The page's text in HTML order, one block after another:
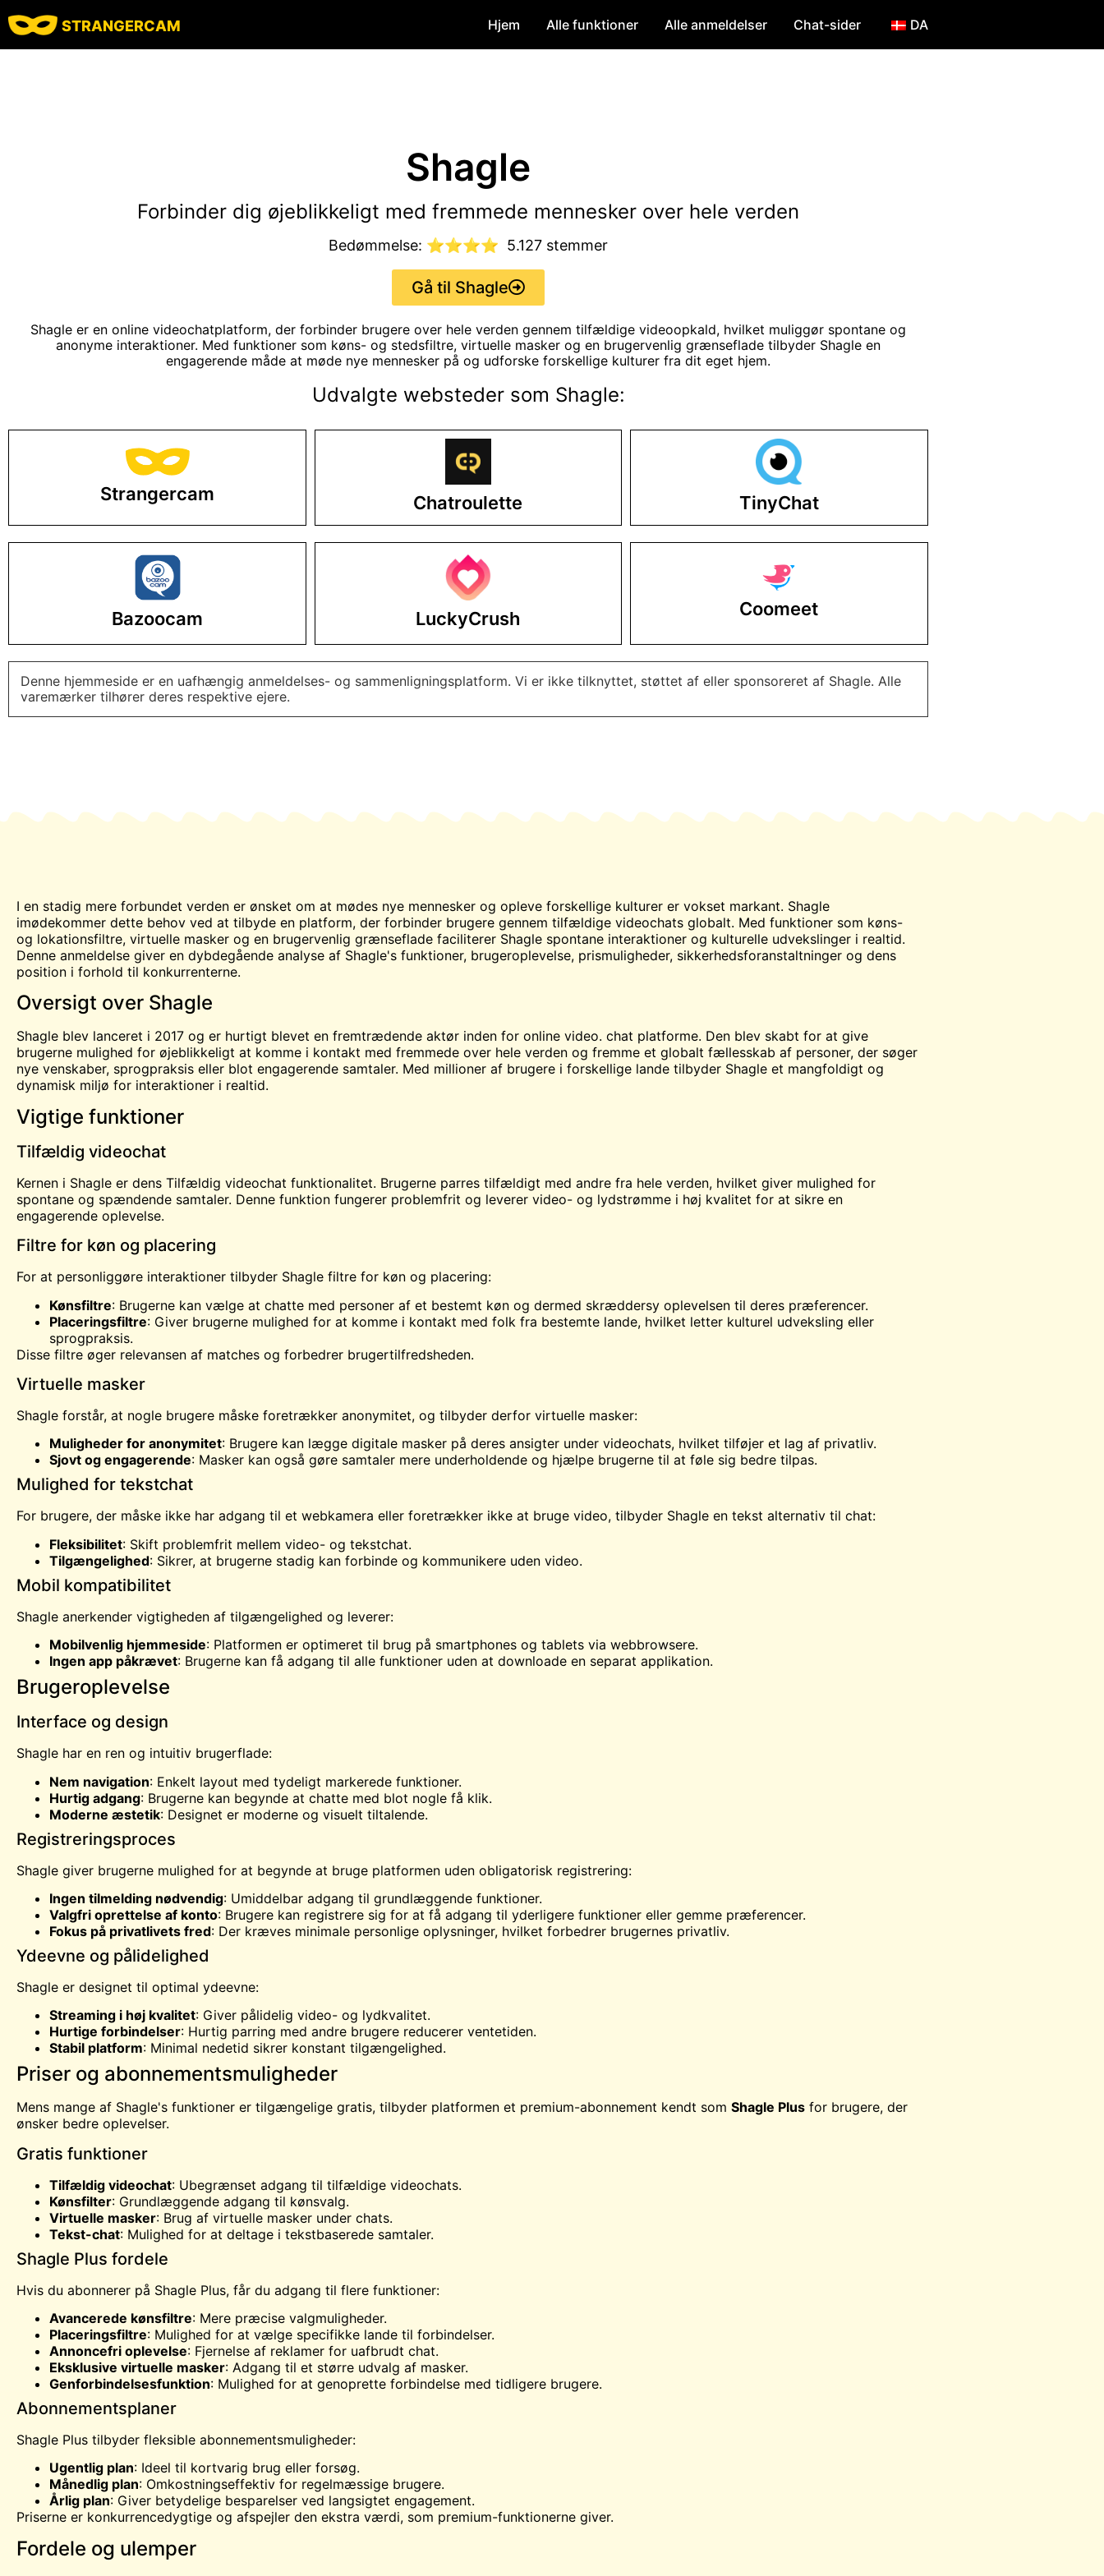
STRANGERCAM Hjem Alle funktioner Alle anmeldelser Chat-sider DA
Shagle
Forbinder dig øjeblikkeligt med fremmede mennesker over hele verden
Bedømmelse: ⭐⭐⭐⭐ 5.127 stemmer
Gå til Shagle
Shagle er en online videochatplatform, der forbinder brugere over hele verden gennem tilfældige videoopkald, hvilket muliggør spontane og
anonyme interaktioner. Med funktioner som køns- og stedsfiltre, virtuelle masker og en brugervenlig grænseflade tilbyder Shagle en
engagerende måde at møde nye mennesker på og udforske forskellige kulturer fra dit eget hjem.
Udvalgte websteder som Shagle:
Strangercam Chatroulette TinyChat
Bazoocam LuckyCrush Coomeet
Denne hjemmeside er en uafhængig anmeldelses- og sammenligningsplatform. Vi er ikke tilknyttet, støttet af eller sponsoreret af Shagle. Alle
varemærker tilhører deres respektive ejere.
I en stadig mere forbundet verden er ønsket om at mødes nye mennesker og opleve forskellige kulturer er vokset markant. Shagle
imødekommer dette behov ved at tilbyde en platform, der forbinder brugere gennem tilfældige videochats globalt. Med funktioner som køns-
og lokationsfiltre, virtuelle masker og en brugervenlig grænseflade faciliterer Shagle spontane interaktioner og kulturelle udvekslinger i realtid.
Denne anmeldelse giver en dybdegående analyse af Shagle's funktioner, brugeroplevelse, prismuligheder, sikkerhedsforanstaltninger og dens
position i forhold til konkurrenterne.
Oversigt over Shagle
Shagle blev lanceret i 2017 og er hurtigt blevet en fremtrædende aktør inden for online video. chat platforme. Den blev skabt for at give
brugerne mulighed for øjeblikkeligt at komme i kontakt med fremmede over hele verden og fremme et globalt fællesskab af personer, der søger
nye venskaber, sprogpraksis eller blot engagerende samtaler. Med millioner af brugere i forskellige lande tilbyder Shagle et mangfoldigt og
dynamisk miljø for interaktioner i realtid.
Vigtige funktioner
Tilfældig videochat
Kernen i Shagle er dens Tilfældig videochat funktionalitet. Brugerne parres tilfældigt med andre fra hele verden, hvilket giver mulighed for
spontane og spændende samtaler. Denne funktion fungerer problemfrit og leverer video- og lydstrømme i høj kvalitet for at sikre en
engagerende oplevelse.
Filtre for køn og placering
For at personliggøre interaktioner tilbyder Shagle filtre for køn og placering:
Kønsfiltre: Brugerne kan vælge at chatte med personer af et bestemt køn og dermed skræddersy oplevelsen til deres præferencer.
Placeringsfiltre: Giver brugerne mulighed for at komme i kontakt med folk fra bestemte lande, hvilket letter kulturel udveksling eller
sprogpraksis.
Disse filtre øger relevansen af matches og forbedrer brugertilfredsheden.
Virtuelle masker
Shagle forstår, at nogle brugere måske foretrækker anonymitet, og tilbyder derfor virtuelle masker:
Muligheder for anonymitet: Brugere kan lægge digitale masker på deres ansigter under videochats, hvilket tilføjer et lag af privatliv.
Sjovt og engagerende: Masker kan også gøre samtaler mere underholdende og hjælpe brugerne til at føle sig bedre tilpas.
Mulighed for tekstchat
For brugere, der måske ikke har adgang til et webkamera eller foretrækker ikke at bruge video, tilbyder Shagle en tekst alternativ til chat:
Fleksibilitet: Skift problemfrit mellem video- og tekstchat.
Tilgængelighed: Sikrer, at brugerne stadig kan forbinde og kommunikere uden video.
Mobil kompatibilitet
Shagle anerkender vigtigheden af tilgængelighed og leverer:
Mobilvenlig hjemmeside: Platformen er optimeret til brug på smartphones og tablets via webbrowsere.
Ingen app påkrævet: Brugerne kan få adgang til alle funktioner uden at downloade en separat applikation.
Brugeroplevelse
Interface og design
Shagle har en ren og intuitiv brugerflade:
Nem navigation: Enkelt layout med tydeligt markerede funktioner.
Hurtig adgang: Brugerne kan begynde at chatte med blot nogle få klik.
Moderne æstetik: Designet er moderne og visuelt tiltalende.
Registreringsproces
Shagle giver brugerne mulighed for at begynde at bruge platformen uden obligatorisk registrering:
Ingen tilmelding nødvendig: Umiddelbar adgang til grundlæggende funktioner.
Valgfri oprettelse af konto: Brugere kan registrere sig for at få adgang til yderligere funktioner eller gemme præferencer.
Fokus på privatlivets fred: Der kræves minimale personlige oplysninger, hvilket forbedrer brugernes privatliv.
Ydeevne og pålidelighed
Shagle er designet til optimal ydeevne:
Streaming i høj kvalitet: Giver pålidelig video- og lydkvalitet.
Hurtige forbindelser: Hurtig parring med andre brugere reducerer ventetiden.
Stabil platform: Minimal nedetid sikrer konstant tilgængelighed.
Priser og abonnementsmuligheder
Mens mange af Shagle's funktioner er tilgængelige gratis, tilbyder platformen et premium-abonnement kendt som Shagle Plus for brugere, der
ønsker bedre oplevelser.
Gratis funktioner
Tilfældig videochat: Ubegrænset adgang til tilfældige videochats.
Kønsfilter: Grundlæggende adgang til kønsvalg.
Virtuelle masker: Brug af virtuelle masker under chats.
Tekst-chat: Mulighed for at deltage i tekstbaserede samtaler.
Shagle Plus fordele
Hvis du abonnerer på Shagle Plus, får du adgang til flere funktioner:
Avancerede kønsfiltre: Mere præcise valgmuligheder.
Placeringsfiltre: Mulighed for at vælge specifikke lande til forbindelser.
Annoncefri oplevelse: Fjernelse af reklamer for uafbrudt chat.
Eksklusive virtuelle masker: Adgang til et større udvalg af masker.
Genforbindelsesfunktion: Mulighed for at genoprette forbindelse med tidligere brugere.
Abonnementsplaner
Shagle Plus tilbyder fleksible abonnementsmuligheder:
Ugentlig plan: Ideel til kortvarig brug eller forsøg.
Månedlig plan: Omkostningseffektiv for regelmæssige brugere.
Årlig plan: Giver betydelige besparelser ved langsigtet engagement.
Priserne er konkurrencedygtige og afspejler den ekstra værdi, som premium-funktionerne giver.
Fordele og ulemper